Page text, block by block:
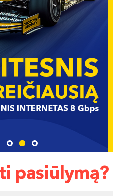
pasiūlymą?